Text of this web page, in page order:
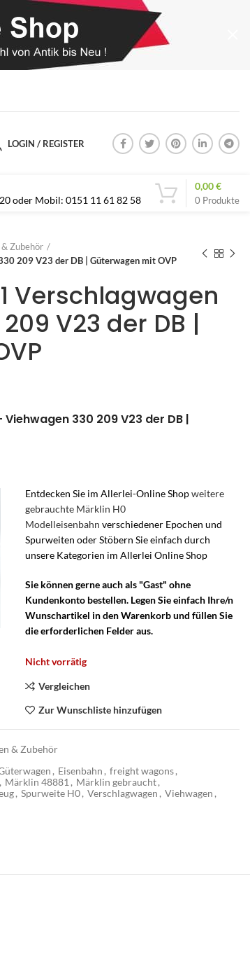
LOGIN / REGISTER
oder Mobil: 0151 11 61 82 58
0 Produkte
0,00€
Zubehör
209 V23 der DB | Güterwagen mit OVP
Verschlagwagen
V23 der DB |
330 209 V23 der DB |
Entdecken Sie im Allerlei-Online Shopweitere
gebrauchte Märklin H0
Modelleisenbahn verschiedener Epochen und
Spurweiten oder Stöbern Sie einfach durch
unsere Kategorien im Allerlei Online Shop
Sie können gerne auch als "Gast" ohne
Kundenkonto bestellen. Legen Sie einfach Ihre/n
Wunschartikel in den Warenkorb und füllen Sie
die erforderlichen Felder aus.
Nicht vorrätig
Vergleichen
Zur Wunschliste hinzufügen
& Zubehör
, Eisenbahn , freight wagons,
, Märklin 48881 , Märklin gebraucht,
, Spurweite H0, Verschlagwagen , Viehwagen ,